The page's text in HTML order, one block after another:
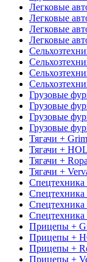
Легковые
Легковые
Легковые
Легковые
Грузовые
Грузовые
Грузовые
Грузовые
Тягачи +
Тягачи +
Тягачи + Ropa
Тягачи +
Спецтехника
Спецтехника
Спецтехника
Прицепы +
Прицепы +
Прицепы +
Прицепы +